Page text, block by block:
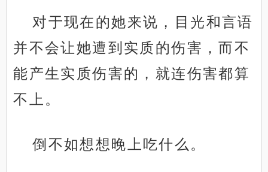
对于现在的她来说，目光和言语
并不会让她遭到实质的伤害，而不
能产生实质伤害的，就连伤害都算
不上。
倒不如想想晚上吃什么。